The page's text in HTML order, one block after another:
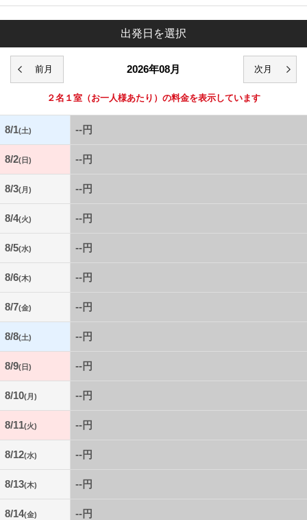
出発日を選択
2026年08月
２名１室 （お一人様あたり）の料金を表示しています
8/1(土) --円
8/2(日) --円
8/3(月) --円
8/4(火) --円
8/5(水) --円
8/6(木) --円
8/7(金) --円
8/8(土) --円
8/9(日) --円
8/10(月) --円
8/11(火) --円
8/12(水) --円
8/13(木) --円
8/14(金) --円